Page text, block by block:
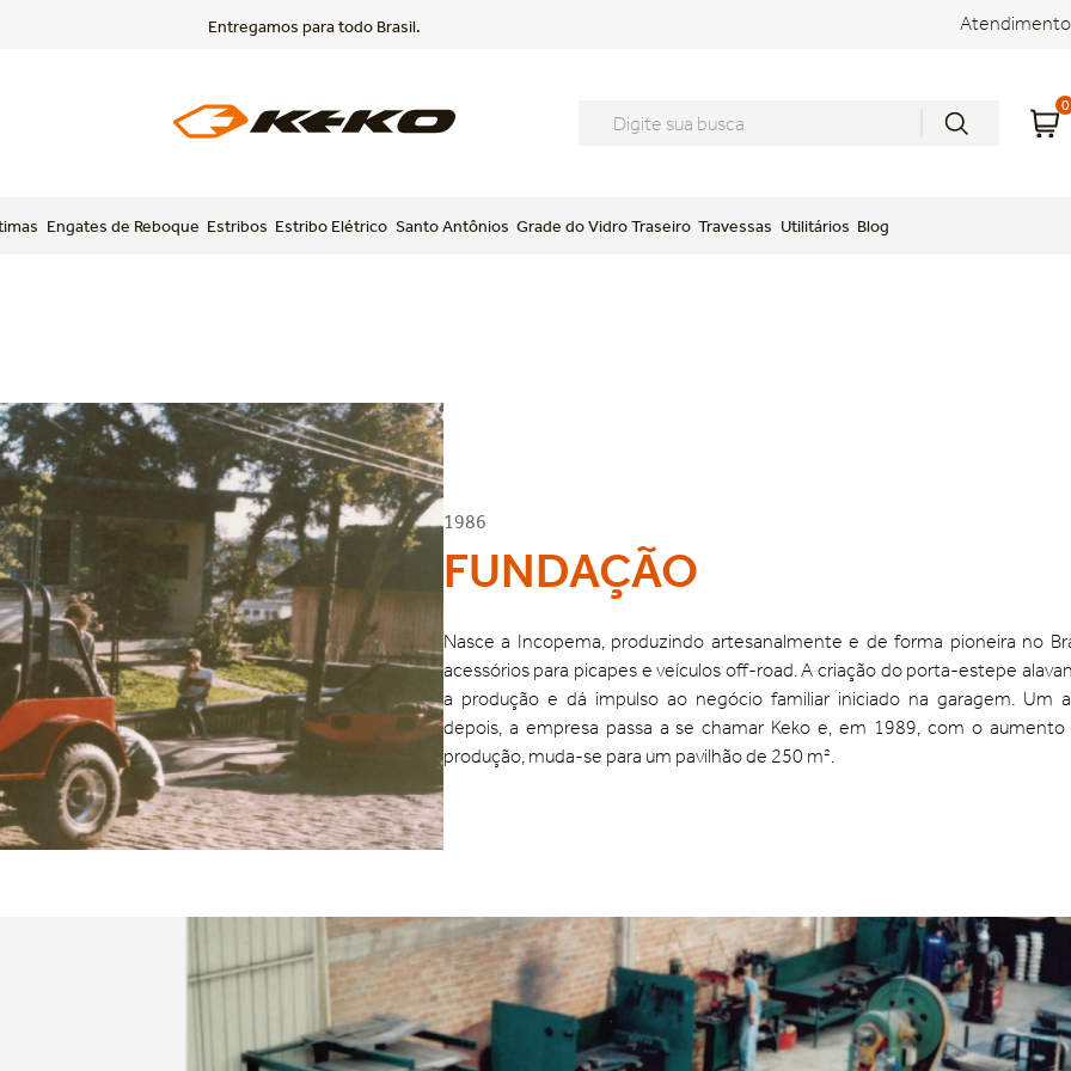
Entregamos para todo Brasil. Atendimento
0
Engates de Reboque Estribos Estribo Elétrico Santo Antônios Grade do Vidro Traseiro Travessas Utilitários Blog
1986
FUNDAÇÃO
Nasce a Incopema, produzindo artesanalmente e de forma pioneira no
acessórios para picapes e veículos off-road. A criação do porta-estepe
a produção e dá impulso ao negócio familiar iniciado na garagem. Um
depois, a empresa passa a se chamar Keko e, em 1989, com o aumento
produção, muda-se para um pavilhão de 250 m².